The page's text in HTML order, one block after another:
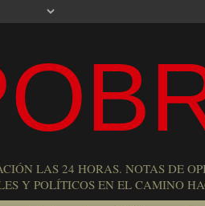
LAS 24 HORAS. NOTAS DE
Y POLÍTICOS EN EL CAMINO